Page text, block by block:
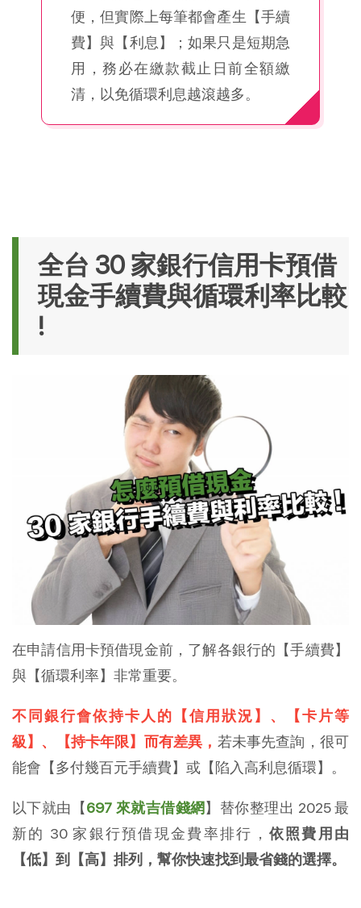
便，但實際上每筆都會產生【手續
費】與【利息】；如果只是短期急
用，務必在繳款截止日前全額繳
清，以免循環利息越滾越多。
全台 30 家銀行信用卡預借
現金手續費與循環利率比較
!
在申請信用卡預借現金前，了解各銀行的【手續費】
與【循環利率】非常重要。
不同銀行會依持卡人的【信用狀況】、【卡片等
級】、【持卡年限】而有差異， 若未事先查詢，很可
能會【多付幾百元手續費】或【陷入高利息循環】。
以下就由【697 來就吉借錢網】替你整理出 2025 最
新的 30 家銀行預借現金費率排行， 依照費用由
【低】到【高】排列，幫你快速找到最省錢的選擇。